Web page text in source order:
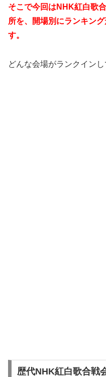
そこで今回はNHK紅白歌
所を、開場別にランキン
す。
どんな会場がランクインし
歴代NHK紅白歌合戦